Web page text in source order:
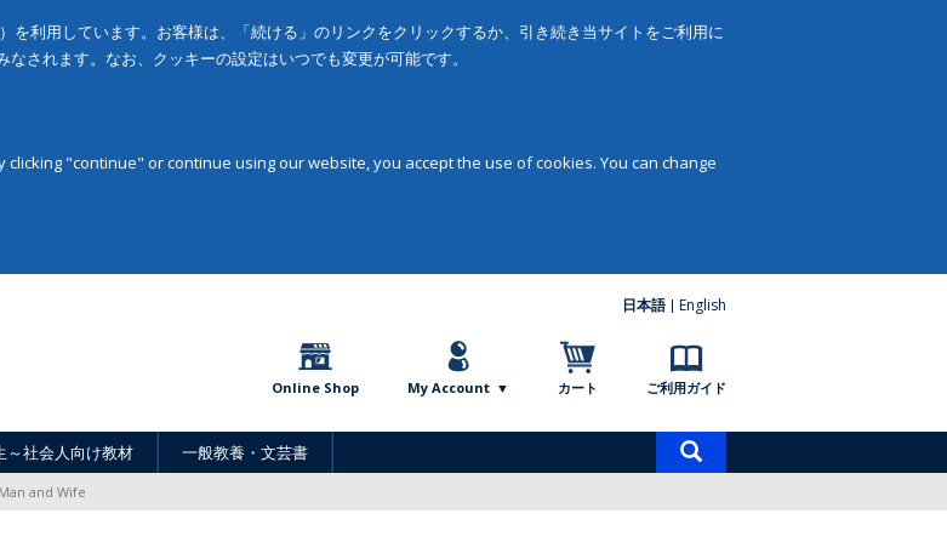
利用しています。お客様は、「続ける」のリンクをクリックするか、引き続き当サイトをご利用に
されます。なお、クッキーの設定はいつでも変更が可能です。
"continue" or continue using our website, you accept the use of cookies. You can change
日本語 English
Online Shop My Account カート ご利用ガイド
～社会人向け教材 一般教養・文芸書
Man and Wife